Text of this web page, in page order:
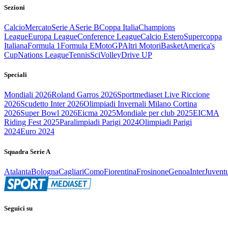
Sezioni
CalcioMercatoSerie ASerie BCoppa ItaliaChampions
LeagueEuropa LeagueConference LeagueCalcio EsteroSupercoppa
ItalianaFormula 1Formula EMotoGPAltri MotoriBasketAmerica's
CupNations LeagueTennisSciVolleyDrive UP
Speciali
Mondiali 2026Roland Garros 2026Sportmediaset Live Riccione
2026Scudetto Inter 2026Olimpiadi Invernali Milano Cortina
2026Super Bowl 2026Eicma 2025Mondiale per club 2025EICMA
Riding Fest 2025Paralimpiadi Parigi 2024Olimpiadi Parigi
2024Euro 2024
Squadra Serie A
AtalantaBolognaCagliariComoFiorentinaFrosinoneGenoaInter
Seguici su